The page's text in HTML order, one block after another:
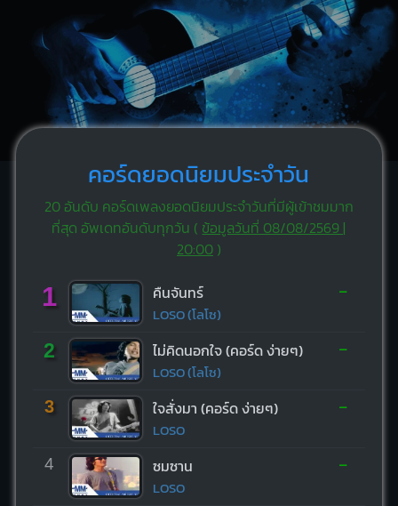
คอร์ดยอดนิยมประจำวัน
20 อันดับ คอร์ดเพลงยอดนิยมประจำวันที่มีผู้เข้าชมมาก
ที่สุด อัพเดทอันดับทุกวัน ( ข้อมูลวันที่ 08/08/2569 |
20:00)
1 คืนจันทร์
LOSO (โลโซ)
-
2 ไม่คิดนอกใจ (คอร์ด ง่ายๆ)
LOSO (โลโซ)
-
3 ใจสั่งมา (คอร์ด ง่ายๆ)
LOSO
-
4 ซมซาน
LOSO
-